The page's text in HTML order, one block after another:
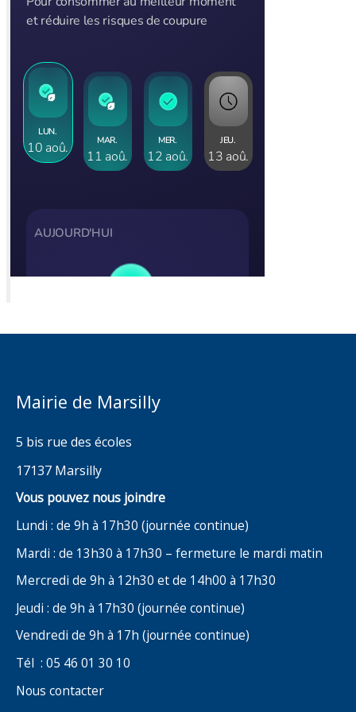
Mairie de Marsilly
5 bis rue des écoles
17137 Marsilly
Vous pouvez nous joindre
Lundi : de 9h à 17h30 (journée continue)
Mardi : de 13h30 à 17h30 – fermeture le mardi matin
Mercredi de 9h à 12h30 et de 14h00 à 17h30
Jeudi : de 9h à 17h30 (journée continue)
Vendredi de 9h à 17h (journée continue)
Tél : 05 46 01 30 10
Nous contacter